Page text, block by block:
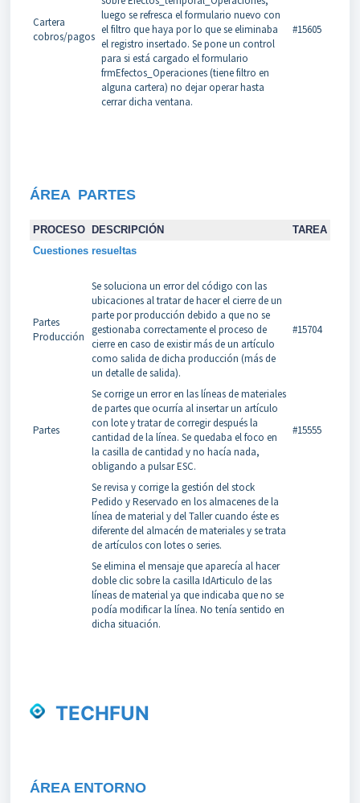
Cartera
cobros/pagos
luego se refresca el formulario nuevo con
el filtro que haya por lo que se eliminaba
el registro insertado. Se pone un control
para si está cargado el formulario
frmEfectos_Operaciones (tiene filtro en
alguna cartera) no dejar operar hasta
cerrar dicha ventana.
#15605
ÁREA PARTES
PROCESO DESCRIPCIÓN
TAREA
Cuestiones resueltas
Partes
Producción
Se soluciona un error del código con las
ubicaciones al tratar de hacer el cierre de un
parte por producción debido a que no se
gestionaba correctamente el proceso de
cierre en caso de existir más de un artículo
como salida de dicha producción (más de
un detalle de salida).
#15704
Partes
Se corrige un error en las líneas de materiales
de partes que ocurría al insertar un artículo
con lote y tratar de corregir después la
cantidad de la línea. Se quedaba el foco en
la casilla de cantidad y no hacía nada,
obligando a pulsar ESC.
#15555
Se revisa y corrige la gestión del stock
Pedido y Reservado en los almacenes de la
línea de material y del Taller cuando éste es
diferente del almacén de materiales y se trata
de artículos con lotes o series.
Se elimina el mensaje que aparecía al hacer
doble clic sobre la casilla IdArticulo de las
líneas de material ya que indicaba que no se
podía modificar la línea. No tenía sentido en
dicha situación.
TECHFUN
ÁREA ENTORNO